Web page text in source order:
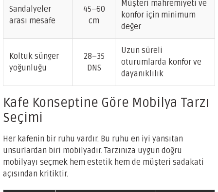
Sandalyeler
arası mesafe
45–60
cm
Müşteri mahremiyeti ve
konfor için minimum
değer
Koltuk sünger
yoğunluğu
28–35
DNS
Uzun süreli
oturumlarda konfor ve
dayanıklılık
Kafe Konseptine Göre Mobilya Tarzı
Seçimi
Her kafenin bir ruhu vardır. Bu ruhu en iyi yansıtan
unsurlardan biri mobilyadır. Tarzınıza uygun doğru
mobilyayı seçmek hem estetik hem de müşteri sadakati
açısından kritiktir.